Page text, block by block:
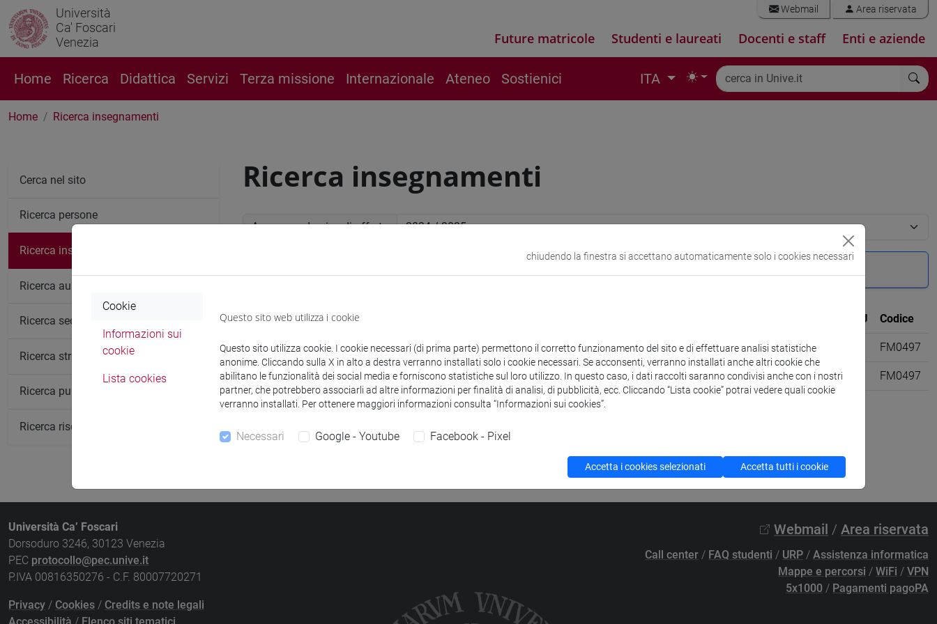
Università
Ca' Foscari
Venezia
Webmail Area riservata
Future matricole Studenti e laureati Docenti e staff Enti e aziende
Home Ricerca Didattica Servizi Terza missione Internazionale Ateneo Sostienici ITA
Home Ricerca insegnamenti
Ricerca insegnamenti
Anno accademico di offerta
Insegnamento CFU Codice
PUBLIC ART AND DIGITIZATION PRACTICES- digital and public humanities [FM11] VENEZIA FM0497
PUBLIC ART AND DIGITIZATION PRACTICES-economia e gestione delle arti e delle attività culturali [EM3] FM0497
Cerca nel sito
Ricerca persone
Ricerca insegnamenti
Ricerca aule
Ricerca sedi
Ricerca strutture
Ricerca pubblicazioni
Ricerca risorse bibliografiche
Università Ca’ Foscari
Dorsoduro 3246, 30123 Venezia
PEC protocollo@pec.unive.it
P.IVA 00816350276 - C.F. 80007720271
Privacy / Cookies / Credits e note legali
Webmail / Area riservata
Call center / FAQ studenti / URP / Assistenza informatica
Mappe e percorsi / WiFi / VPN
5x1000 / Pagamenti pagoPA
chiudendo la finestra si accettano automaticamente solo i cookies necessari
Cookie
Informazioni sui
cookie
Lista cookies
Questo sito web utilizza i cookie
Questo sito utilizza cookie. I cookie necessari (di prima parte) permettono il corretto funzionamento del sito e di effettuare analisi statistiche
anonime. Cliccando sulla X in alto a destra verranno installati solo i cookie necessari. Se acconsenti, verranno installati anche altri cookie che
abilitano le funzionalità dei social media e forniscono statistiche sul loro utilizzo. In questo caso, i dati raccolti saranno condivisi anche con i nostri
partner, che potrebbero associarli ad altre informazioni per finalità di analisi, di pubblicità, ecc. Cliccando “Lista cookie” potrai vedere quali cookie
verranno installati. Per ottenere maggiori informazioni consulta “Informazioni sui cookies”.
Necessari Google - Youtube Facebook - Pixel
Accetta i cookies selezionati Accetta tutti i cookie